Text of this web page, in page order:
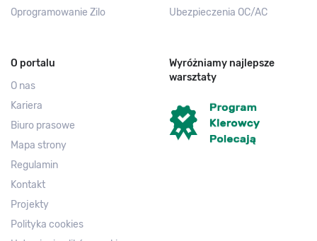
Oprogramowanie Zilo
Ubezpieczenia OC/AC
O portalu
O nas
Kariera
Biuro prasowe
Mapa strony
Regulamin
Kontakt
Projekty
Polityka cookies
Wyróżniamy najlepsze
warsztaty